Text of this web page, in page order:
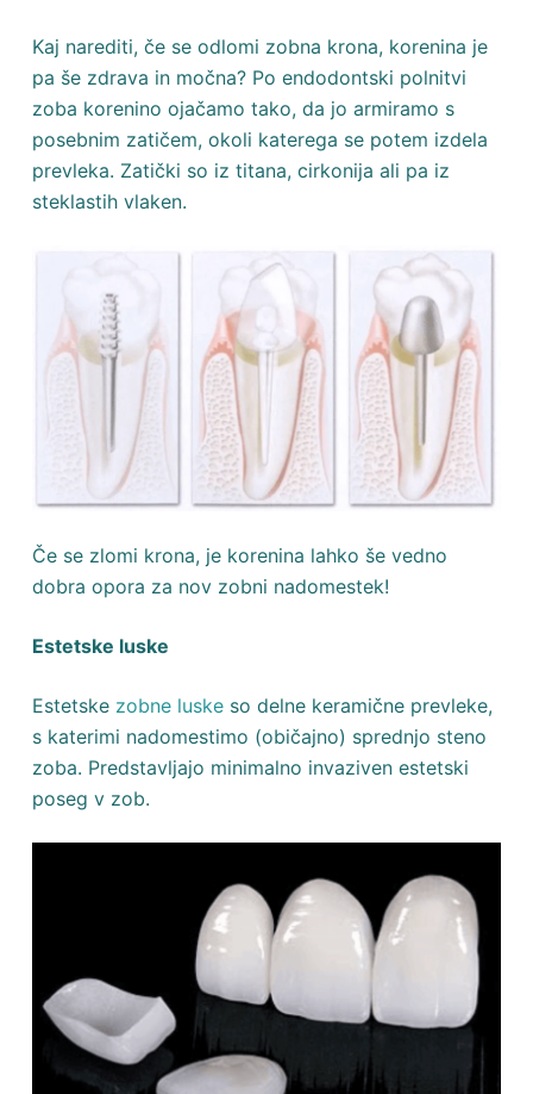
Kaj narediti, če se odlomi zobna krona, korenina je
pa še zdrava in močna? Po endodontski polnitvi
zoba korenino ojačamo tako, da jo armiramo s
posebnim zatičem, okoli katerega se potem izdela
prevleka. Zatički so iz titana, cirkonija ali pa iz
steklastih vlaken.
Če se zlomi krona, je korenina lahko še vedno
dobra opora za nov zobni nadomestek!
Estetske luske
Estetske zobne luskeso delne keramične prevleke,
s katerimi nadomestimo (običajno) sprednjo steno
zoba. Predstavljajo minimalno invaziven estetski
poseg v zob.